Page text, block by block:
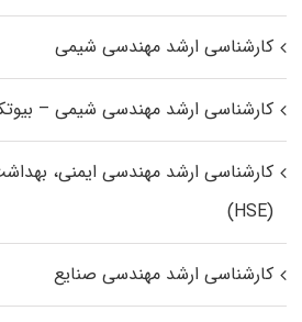
کارشناسی ارشد مهندسی شیمی
کارشناسی ارشد مهندسی شیمی –
کارشناسی ارشد مهندسی ایمنی،
(HSE)
کارشناسی ارشد مهندسی صنایع